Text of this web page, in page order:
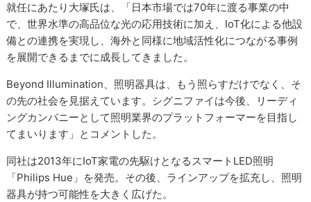
就任にあたり大塚氏は、「日本市場では70年に渡る事業の中
で、世界水準の高品位な光の応用技術に加え、IoT化による他設
備との連携を実現し、海外と同様に地域活性化につながる事例
を展開できるまでに成長してきました。
Beyond Illumination、照明器具は、もう照らすだけでなく、そ
の先の社会を見据えています。シグニファイは今後、リーディ
ングカンパニーとして照明業界のプラットフォーマーを目指し
てまいります」とコメントした。
同社は2013年にIoT家電の先駆けとなるスマートLED照明
「Philips Hue」を発売。その後、ラインアップを拡充し、照明
器具が持つ可能性を大きく広げた。